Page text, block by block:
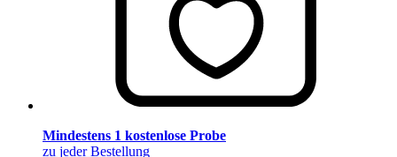
Mindestens 1 kostenlose Probe
zu jeder Bestellung